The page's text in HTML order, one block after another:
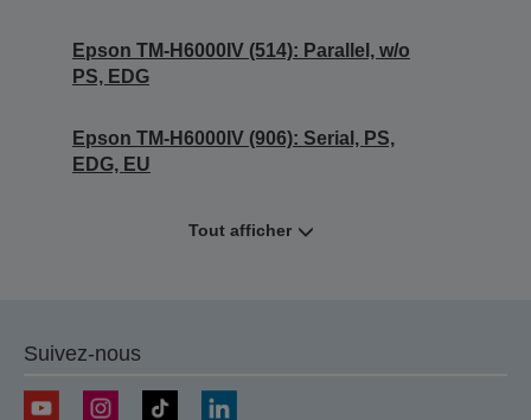
Epson TM-H6000IV (514): Parallel, w/o
PS, EDG
Epson TM-H6000IV (906): Serial, PS,
EDG, EU
Tout afficher
Suivez-nous